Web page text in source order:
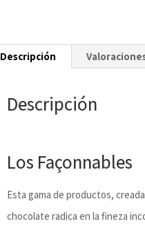
Descripción
Descripción
Los Façonnables
Esta gama de productos,
chocolate radica en la fineza